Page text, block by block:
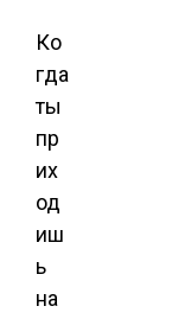
Ко
гда
ты
пр
их
од
иш
ь
на